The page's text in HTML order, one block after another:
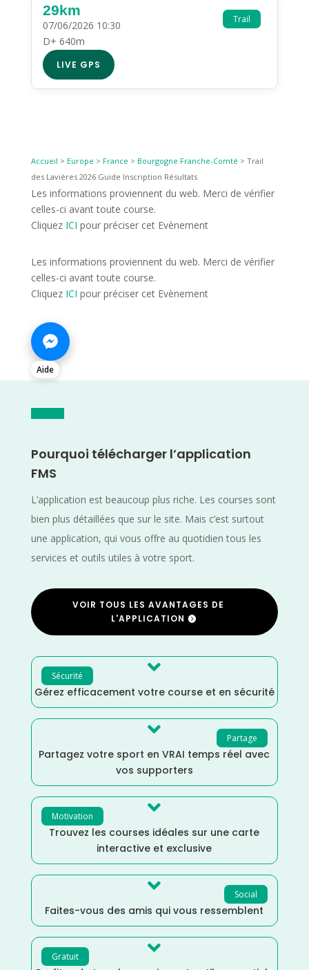
Trail
29km
07/06/2026 10:30
D+ 640m
LIVE GPS
Accueil > Europe > France > Bourgogne Franche-Comté > Trail
des Lavières 2026 Guide Inscription Résultats
Les informations proviennent du web. Merci de vérifier
celles-ci avant toute course.
Cliquez ICI pour préciser cet Evènement
Les informations proviennent du web. Merci de vérifier
celles-ci avant toute course.
Cliquez ICI pour préciser cet Evènement
Aide
Pourquoi télécharger l’application
FMS
L’application est beaucoup plus riche. Les courses sont
bien plus détaillées que sur le site. Mais c’est surtout
une application, qui vous offre au quotidien tous les
services et outils utiles à votre sport.
VOIR TOUS LES AVANTAGES DE
L'APPLICATION
Sécurité 
Gérez efficacement votre course et en sécurité
Partage

Partagez votre sport en VRAI temps réel avec
vos supporters
Motivation 
Trouvez les courses idéales sur une carte
interactive et exclusive
Social

Faites-vous des amis qui vous ressemblent
Gratuit 